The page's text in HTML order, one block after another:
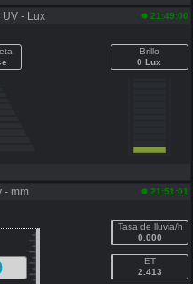
UV - Lux 21:49:00
Brillo
0 Lux
- mm 21:51:01
Tasa de lluvia/h
0.000
ET
2.413